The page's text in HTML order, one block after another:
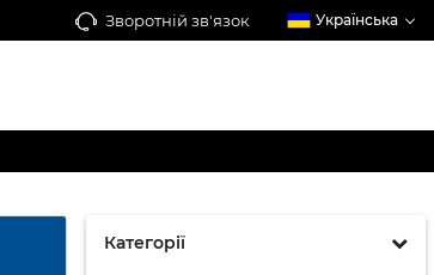
Зворотній зв'язок Українська
Категорії